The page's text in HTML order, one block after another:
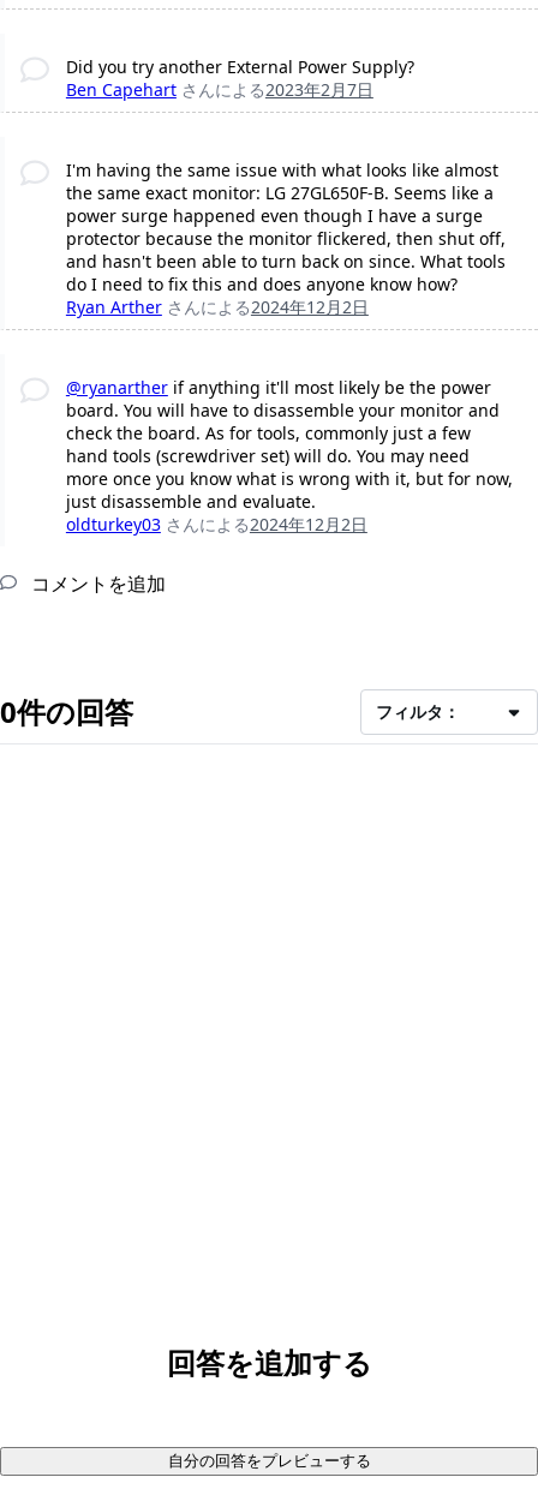
Did you try another External Power Supply?
Ben Capehart さんによる2023年2月7日
I'm having the same issue with what looks like almost
the same exact monitor: LG 27GL650F-B. Seems like a
power surge happened even though I have a surge
protector because the monitor flickered, then shut off,
and hasn't been able to turn back on since. What tools
do I need to fix this and does anyone know how?
Ryan Arther さんによる2024年12月2日
@ryanartherif anything it'll most likely be the power
board. You will have to disassemble your monitor and
check the board. As for tools, commonly just a few
hand tools (screwdriver set) will do. You may need
more once you know what is wrong with it, but for now,
just disassemble and evaluate.
oldturkey03 さんによる2024年12月2日
コメントを追加
0件の回答 フィルタ：
回答を追加する
自分の回答をプレビューする